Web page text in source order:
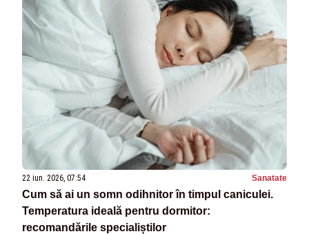
22 iun. 2026, 07:54 Sanatate
Cum să ai un somn odihnitor în timpul caniculei.
Temperatura ideală pentru dormitor:
recomandările specialiștilor